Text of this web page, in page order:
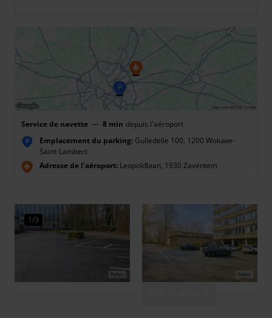
Service de navette — 8 min depuis l'aéroport
P Emplacement du parking: Gulledelle 100, 1200 Woluwe-
Saint-Lambert
Adresse de l'aéroport: Leopoldlaan, 1930 Zaventem
1/3